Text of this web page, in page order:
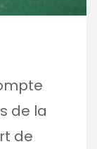
de la
de